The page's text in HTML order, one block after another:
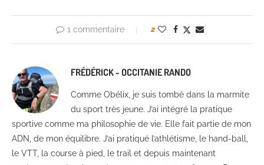
1 commentaire 2
FRÉDÉRICK - OCCITANIE RANDO
Comme Obélix, je suis tombé dans la marmite
du sport très jeune. J’ai intégré la pratique
sportive comme ma philosophie de vie. Elle fait partie de mon
ADN, de mon équilibre. J’ai pratiqué l’athlétisme, le hand-ball,
le VTT, la course à pied, le trail et depuis maintenant